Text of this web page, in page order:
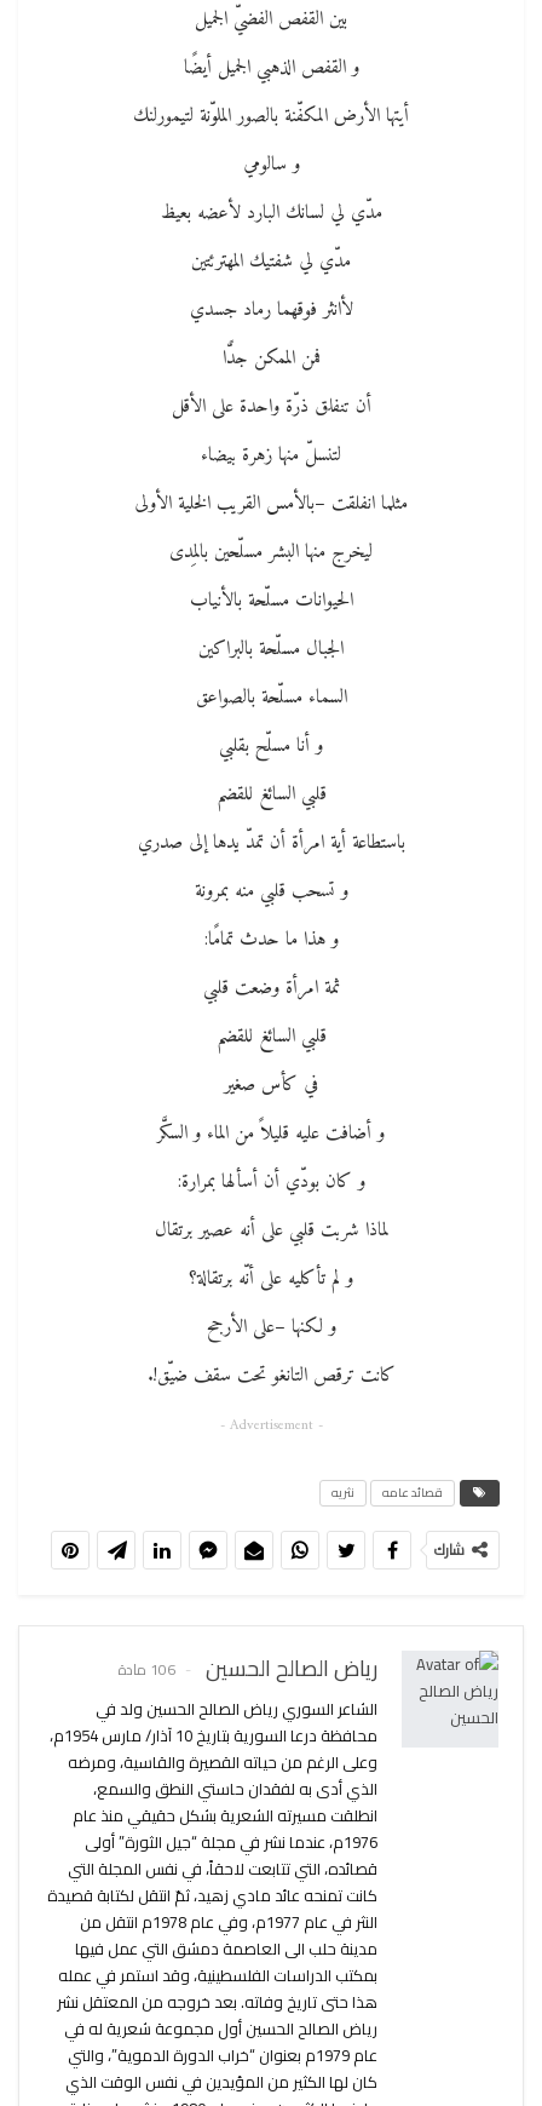
بين القفص الفضيّ الجميل
و القفص الذهبي الجميل أيضًا
أيتها الأرض المكفّنة بالصور الملوّنة لتيمورلنك
و سالومي
مدّي لي لسانك البارد لأعضه بعيظ
مدّي لي شفتيك المهترئتين
لأانثر فوقهما رماد جسدي
فمن الممكن جدًّا
أن تنفلق ذرّة واحدة على الأقل
لتنسلّ منها زهرة بيضاء
مثلما انفلقت –بالأمس القريب الخلية الأولى
ليخرج منها البشر مسلّحين بالمِدى
الحيوانات مسلّحة بالأنياب
الجبال مسلّحة بالبراكين
السماء مسلّحة بالصواعق
و أنا مسلّح بقلبي
قلبي السائغ للقضم
باستطاعة أية امرأة أن تمدّ يدها إلى صدري
و تسحب قلبي منه بمرونة
و هذا ما حدث تمامًا:
ثمة امرأة وضعت قلبي
قلبي السائغ للقضم
في كأس صغير
و أضافت عليه قليلاً من الماء و السكَّر
و كان بودّي أن أسألها بمرارة:
لماذا شربت قلبي على أنه عصير برتقال
و لم تأكليه على أنّه برتقالة؟
و لكنها –على الأرجح
كانت ترقص التانغو تحت سقف ضيّق!.
- Advertisement -
قصائد عامه نثريه
شارك
رياض الصالح الحسين 106 مادة
الشاعر السوري رياض الصالح الحسين ولد في
محافظة درعا السورية بتاريخ 10 آذار/ مارس 1954م،
وعلى الرغم من حياته القصيرة والقاسية، ومرضه
الذي أدى به لفقدان حاستي النطق والسمع،
انطلقت مسيرته الشعرية بشكل حقيقي منذ عام
1976م، عندما نشر في مجلة “جيل الثورة” أولى
قصائده، التي تتابعت لاحقاً، في نفس المجلة التي
كانت تمنحه عائد مادي زهيد، ثمّ انتقل لكتابة قصيدة
النثر في عام 1977م، وفي عام 1978م انتقل من
مدينة حلب الى العاصمة دمشق التي عمل فيها
بمكتب الدراسات الفلسطينية، وقد استمر في عمله
هذا حتى تاريخ وفاته. بعد خروجه من المعتقل نشر
رياض الصالح الحسين أول مجموعة شعرية له في
عام 1979م بعنوان “خراب الدورة الدموية”، والتي
كان لها الكثير من المؤيدين في نفس الوقت الذي